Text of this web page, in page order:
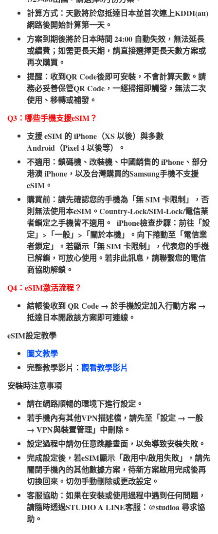
計算方式：天數將於您抵達日本並首次連上KDDI(au)
網路後開始計算第一天。
方案到期後將於日本時間 24:00 自動失效，無法延長
或續費；如需更長天期，請直接選擇更長天數方案或
再次購買。
提醒：收到QR Code後即可安裝，不會計算天數。請
務必妥善保管QR Code，一經掃描即觸發，無法二次
使用、移轉或補發。
Q3：哪些手機支援eSIM？​
支援 eSIM 的 iPhone（XS 以後）與多數
Android（Pixel 4 以後等）。
不適用：鎖碼機、改裝機、中國銷售的 iPhone、部分
港澳 iPhone，以及台灣購買的Samsung手機不支援
eSIM。
購買前：請先確認您的手機為「無 SIM 卡限制」，否
則無法使用本eSIM。Country-Lock/SIM-Lock/電信業
者鎖定之手機皆不適用。 iPhone檢查步驟：前往「設
定」>「一般」>「關於本機」。向下捲動至「電信業
者鎖定」。若顯示「無 SIM 卡限制」，代表您的手機
已解鎖，可放心使用。若非此訊息，請聯繫您的電信
商協助解鎖。
Q4：eSIM激活流程？​
結帳後收到 QR Code → 於手機設定加入行動方案 →
抵達日本開啟該方案即可連線。
eSIM設定教學​
圖文教學
完整教學影片： 觀看教學影片
安裝時注意事項​
請在網路順暢的環境下進行設定。
若手機內有其他VPN描述檔，請先至「設定 → 一般
→ VPN與裝置管理」中刪除。
設定過程中請勿任意跳離畫面，以免導致安裝失敗。
完成設定後，若eSIM顯示「啟用中/啟用失敗」，請先
關閉手機內的其他數據方案，待新方案啟用完成後再
切換回來。切勿手動刪除或更改設定。
客服協助：如果在安裝或使用過程中遇到任何問題，
請隨時透過STUDIO A LINE客服：@studioa 尋求協
助。